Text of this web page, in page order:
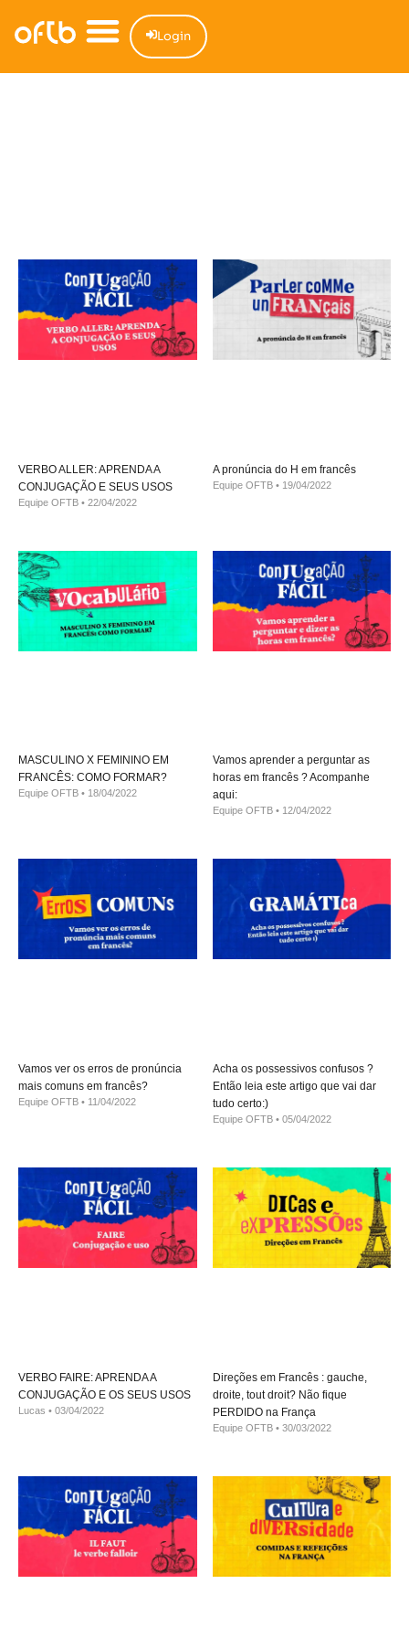
Login
VERBO ALLER: APRENDA A
CONJUGAÇÃO E SEUS USOS
Equipe OFTB 22/04/2022
A pronúncia do H em francês
Equipe OFTB 19/04/2022
MASCULINO X FEMININO EM
FRANCÊS: COMO FORMAR?
Equipe OFTB 18/04/2022
Vamos aprender a perguntar as
horas em francês ? Acompanhe
aqui:
Equipe OFTB 12/04/2022
Vamos ver os erros de pronúncia
mais comuns em francês?
Equipe OFTB 11/04/2022
Acha os possessivos confusos ?
Então leia este artigo que vai dar
tudo certo:)
Equipe OFTB 05/04/2022
VERBO FAIRE: APRENDA A
CONJUGAÇÃO E OS SEUS USOS
Lucas 03/04/2022
Direções em Francês : gauche,
droite, tout droit? Não fique
PERDIDO na França
Equipe OFTB 30/03/2022